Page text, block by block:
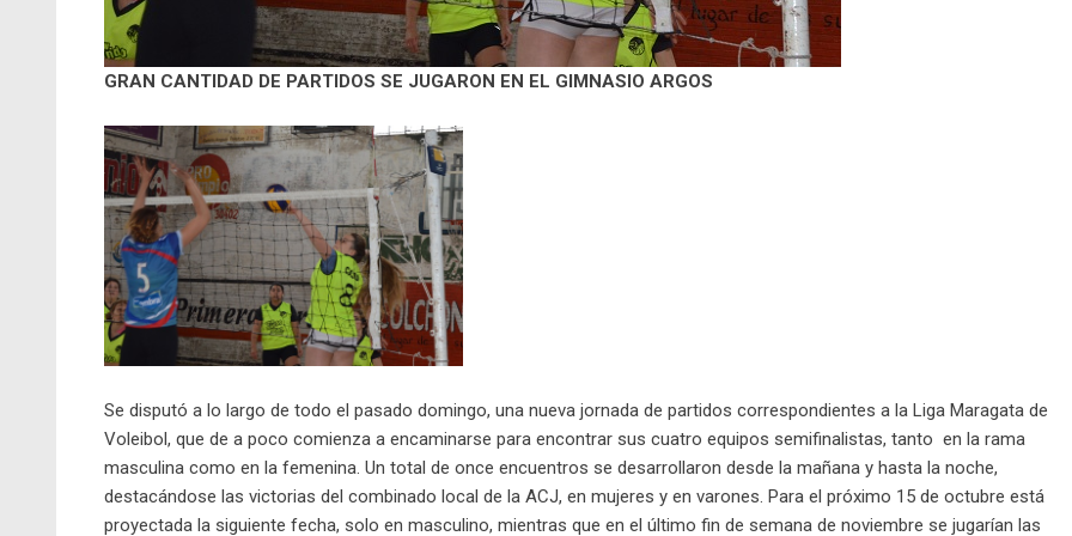
GRAN CANTIDAD DE PARTIDOS SE JUGARON EN EL GIMNASIO ARGOS
Se disputó a lo largo de todo el pasado domingo, una nueva jornada de partidos correspondientes a la Liga Maragata de
Voleibol, que de a poco comienza a encaminarse para encontrar sus cuatro equipos semifinalistas, tanto en la rama
masculina como en la femenina. Un total de once encuentros se desarrollaron desde la mañana y hasta la noche,
destacándose las victorias del combinado local de la ACJ, en mujeres y en varones. Para el próximo 15 de octubre está
proyectada la siguiente fecha, solo en masculino, mientras que en el último fin de semana de noviembre se jugarían las